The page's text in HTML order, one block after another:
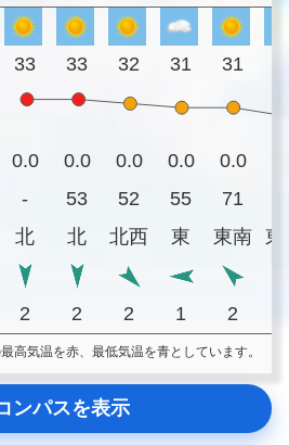
33 33 32 31 31
0.0 0.0 0.0 0.0 0.0
-
53 52 55 71
北
北 北西 東 東南 東
2 2 2 1 2
高気温を赤、最低気温を青としています。
ンパスを表示